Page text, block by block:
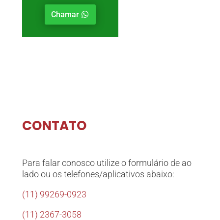
Chamar
CONTATO
Para falar conosco utilize o formulário de ao
lado ou os telefones/aplicativos abaixo:
(11) 99269-0923
(11) 2367-3058